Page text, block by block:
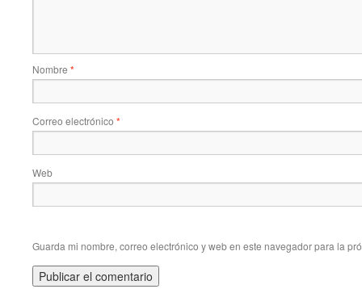
Nombre *
Correo electrónico *
Web
Guarda mi nombre, correo electrónico y web en este navegador para la